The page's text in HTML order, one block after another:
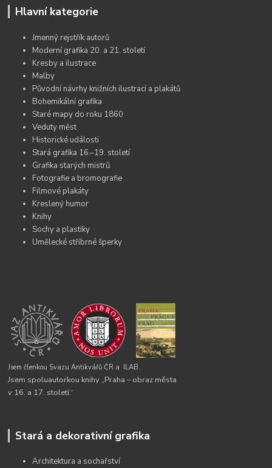
Hlavní kategorie
Jmenný rejstřík autorů
Moderní grafika 20. a 21. století
Kresby a ilustrace
Malby
Původní návrhy knižních ilustrací a plakátů
Bohemikální grafika
Staré mapy do roku 1860
Veduty měst
Historické události
Stará grafika 16.–19. století
Grafika starých mistrů
Fotografie a bromografie
Filmové plakáty
Kreslený humor
Knihy
Sochy a plastiky
Umělecké stříbrné šperky
Jsem členkou Svazu Antikvářů ČR a ILAB.
Jsem spoluautorkou knihy „Praha – obraz města
v 16. a 17. století.“
Stará a dekorativní grafika
Architektura a sochařství